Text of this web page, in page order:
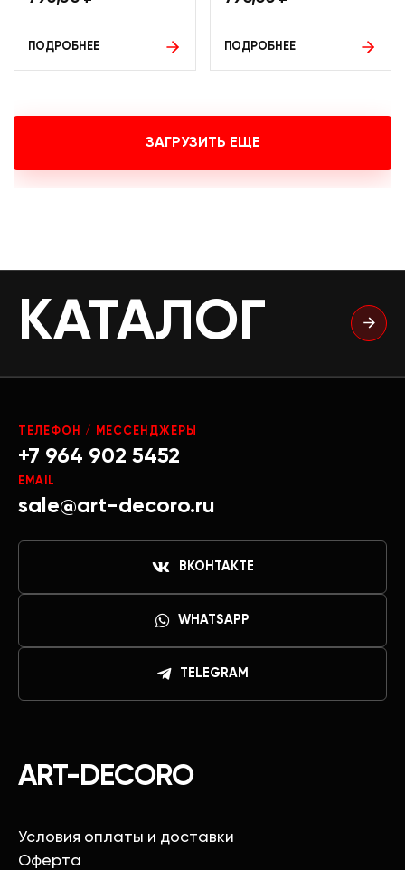
ПОДРОБНЕЕ ПОДРОБНЕЕ
ЗАГРУЗИТЬ ЕЩЕ
КАТАЛОГ
ART-DECORO
Условия оплаты и доставки
Оферта
ТЕЛЕФОН / МЕССЕНДЖЕРЫ
+7 964 902 5452
EMAIL
sale@art-decoro.ru
ВКОНТАКТЕ
WHATSAPP
TELEGRAM